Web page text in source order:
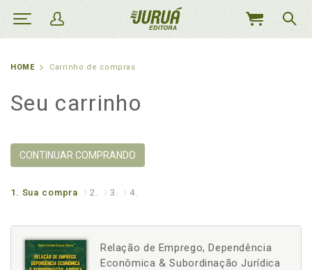
MEU
HOME Carrinho de compras
Seu carrinho
CONTINUAR COMPRANDO
1. Sua compra 2. 3. 4.
Relação de Emprego, Dependência
Econômica & Subordinação Jurídica